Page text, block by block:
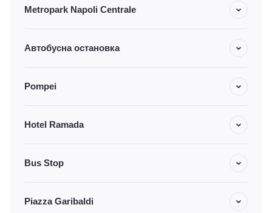
Metropark Napoli Centrale
Автобусна остановка
Pompei
Hotel Ramada
Bus Stop
Piazza Garibaldi